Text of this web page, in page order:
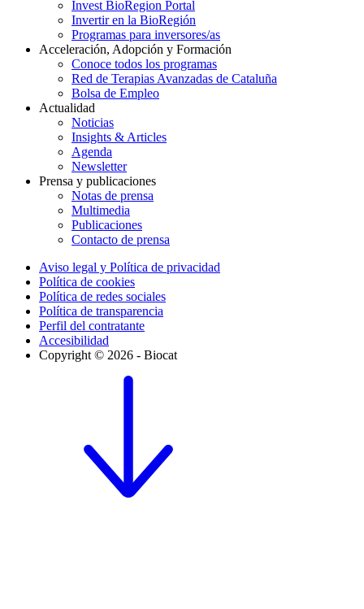
Invest BioRegion Portal
Invertir en la BioRegión
Programas para inversores/as
Acceleración, Adopción y Formación
Conoce todos los programas
Red de Terapias Avanzadas de Cataluña
Bolsa de Empleo
Actualidad
Noticias
Insights & Articles
Agenda
Newsletter
Prensa y publicaciones
Notas de prensa
Multimedia
Publicaciones
Contacto de prensa
Aviso legal y Política de privacidad
Política de cookies
Política de redes sociales
Política de transparencia
Perfil del contratante
Accesibilidad
Copyright © 2026 - Biocat